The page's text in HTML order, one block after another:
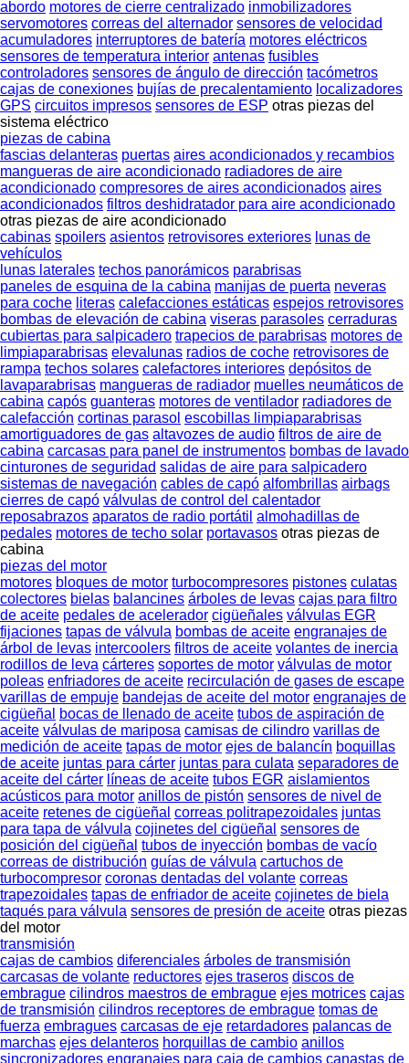
abordo motores de cierre centralizado inmobilizadores
servomotores correas del alternador sensores de velocidad
acumuladores interruptores de batería motores eléctricos
sensores de temperatura interior antenas fusibles
controladores sensores de ángulo de dirección tacómetros
cajas de conexiones bujías de precalentamiento localizadores
GPS circuitos impresos sensores de ESP otras piezas del
sistema eléctrico
piezas de cabina
fascias delanteras puertas aires acondicionados y recambios
mangueras de aire acondicionado radiadores de aire
acondicionado compresores de aires acondicionados aires
acondicionados filtros deshidratador para aire acondicionado
otras piezas de aire acondicionado
cabinas spoilers asientos retrovisores exteriores lunas de
vehículos
lunas laterales techos panorámicos parabrisas
paneles de esquina de la cabina manijas de puerta neveras
para coche literas calefacciones estáticas espejos retrovisores
bombas de elevación de cabina viseras parasoles cerraduras
cubiertas para salpicadero trapecios de parabrisas motores de
limpiaparabrisas elevalunas radios de coche retrovisores de
rampa techos solares calefactores interiores depósitos de
lavaparabrisas mangueras de radiador muelles neumáticos de
cabina capós guanteras motores de ventilador radiadores de
calefacción cortinas parasol escobillas limpiaparabrisas
amortiguadores de gas altavozes de audio filtros de aire de
cabina carcasas para panel de instrumentos bombas de lavado
cinturones de seguridad salidas de aire para salpicadero
sistemas de navegación cables de capó alfombrillas airbags
cierres de capó válvulas de control del calentador
reposabrazos aparatos de radio portátil almohadillas de
pedales motores de techo solar portavasos otras piezas de
cabina
piezas del motor
motores bloques de motor turbocompresores pistones culatas
colectores bielas balancines árboles de levas cajas para filtro
de aceite pedales de acelerador cigüeñales válvulas EGR
fijaciones tapas de válvula bombas de aceite engranajes de
árbol de levas intercoolers filtros de aceite volantes de inercia
rodillos de leva cárteres soportes de motor válvulas de motor
poleas enfriadores de aceite recirculación de gases de escape
varillas de empuje bandejas de aceite del motor engranajes de
cigüeñal
bocas de llenado de aceite tubos de aspiración de
aceite válvulas de mariposa camisas de cilindro varillas de
medición de aceite tapas de motor ejes de balancín boquillas
de aceite juntas para cárter juntas para culata separadores de
aceite del cárter líneas de aceite tubos EGR aislamientos
acústicos para motor anillos de pistón sensores de nivel de
aceite retenes de cigüeñal correas politrapezoidales juntas
para tapa de válvula cojinetes del cigüeñal sensores de
posición del cigüeñal tubos de inyección bombas de vacío
correas de distribución guías de válvula cartuchos de
turbocompresor coronas dentadas del volante correas
trapezoidales tapas de enfriador de aceite cojinetes de biela
taqués para válvula sensores de presión de aceite otras piezas
del motor
transmisión
cajas de cambios diferenciales árboles de transmisión
carcasas de volante reductores ejes traseros discos de
embrague cilindros maestros de embrague ejes motrices cajas
de transmisión cilindros receptores de embrague tomas de
fuerza embragues carcasas de eje retardadores palancas de
marchas ejes delanteros horquillas de cambio anillos
sincronizadores engranajes para caja de cambios canastas de